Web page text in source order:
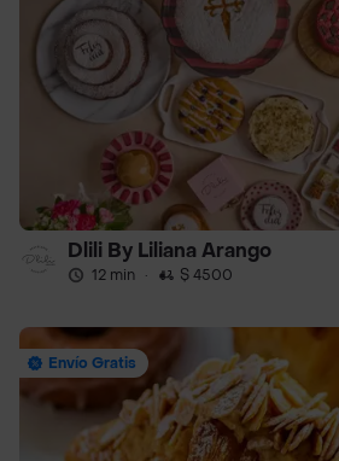
Dlili By Liliana Arango
12 min · $ 4500
Envío Gratis